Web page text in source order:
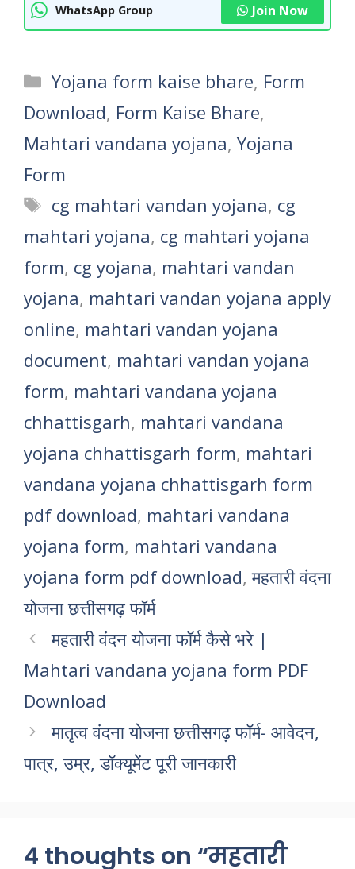
WhatsApp Group Join Now
Categories
Yojana form kaise bhare, Form
Download, Form Kaise Bhare,
Mahtari vandana yojana, Yojana
Form
Tags
cg mahtari vandan yojana, cg
mahtari yojana, cg mahtari yojana
form, cg yojana, mahtari vandan
yojana, mahtari vandan yojana apply
online, mahtari vandan yojana
document, mahtari vandan yojana
form, mahtari vandana yojana
chhattisgarh, mahtari vandana
yojana chhattisgarh form, mahtari
vandana yojana chhattisgarh form
pdf download, mahtari vandana
yojana form, mahtari vandana
yojana form pdf download,महतारी वंदना
योजना छत्तीसगढ़ फॉर्म
महतारी वंदन योजना फॉर्म कैसे भरे |
Mahtari vandana yojana form PDF
Download
मातृत्व वंदना योजना छत्तीसगढ़ फॉर्म- आवेदन,
पात्र, उम्र, डॉक्यूमेंट पूरी जानकारी
4 thoughts on “महतारी